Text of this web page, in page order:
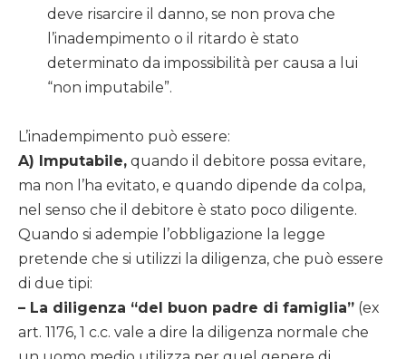
deve risarcire il danno, se non prova che
l’inadempimento o il ritardo è stato
determinato da impossibilità per causa a lui
“non imputabile”.
L’inadempimento può essere:
A) Imputabile, quando il debitore possa evitare,
ma non l’ha evitato, e quando dipende da colpa,
nel senso che il debitore è stato poco diligente.
Quando si adempie l’obbligazione la legge
pretende che si utilizzi la diligenza, che può essere
di due tipi:
– La diligenza “del buon padre di famiglia” (ex
art. 1176, 1 c.c. vale a dire la diligenza normale che